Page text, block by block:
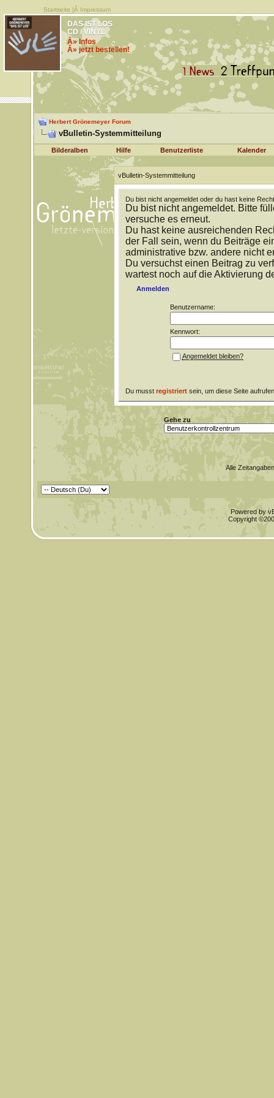
Startseite |Â Impressum
DAS IST LOS
CD / VINYL
Â» Infos
Â» jetzt bestellen!
Herbert Grönemeyer Forum
vBulletin-Systemmitteilung
Bilderalben Hilfe Benutzerliste Kalender
vBulletin-Systemmitteilung
Du bist nicht angemeldet oder du hast keine
Du bist nicht angemeldet. Bitte
versuche es erneut.
Du hast keine ausreichenden
der Fall sein, wenn du Beiträge
administrative bzw. andere nicht
Du versuchst einen Beitrag zu
wartest noch auf die Aktivierung
Anmelden
Benutzername:
Kennwort:
Angemeldet bleiben?
Du musst registriertsein, um diese Seite
Gehe zu
Alle
Powered by
Copyright